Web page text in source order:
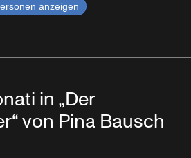
anzeigen
in „Der
von Pina Bausch